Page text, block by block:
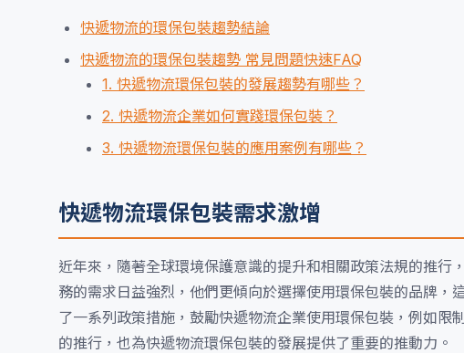
快遞物流的環保包裝趨勢結論
快遞物流的環保包裝趨勢 常見問題快速FAQ
1. 快遞物流環保包裝的發展趨勢有哪些？
2. 快遞物流企業如何實踐環保包裝？
3. 快遞物流環保包裝的應用案例有哪些？
快遞物流環保包裝需求激增
近年來，隨著全球環境保護意識的提升和相關政策法規的推
務的需求日益強烈，他們更傾向於選擇使用環保包裝的品牌
了一系列政策措施，鼓勵快遞物流企業使用環保包裝，例如
的推行，也為快遞物流環保包裝的發展提供了重要的推動力。